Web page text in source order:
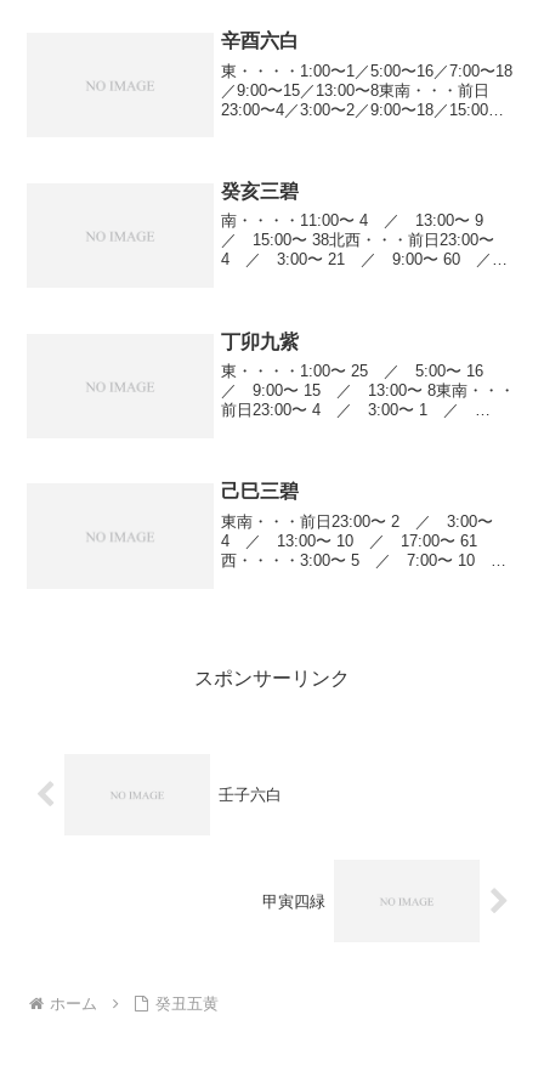
辛酉六白
東・・・・1:00〜1／5:00〜16／7:00〜18
／9:00〜15／13:00〜8東南・・・前日
23:00〜4／3:00〜2／9:00〜18／15:00〜8
癸亥三碧
南・・・・11:00〜 4 ／ 13:00〜 9
／ 15:00〜 38北西・・・前日23:00〜
4 ／ 3:00〜 21 ／ 9:00〜 60 ／
丁卯九紫
東・・・・1:00〜 25 ／ 5:00〜 16
／ 9:00〜 15 ／ 13:00〜 8東南・・・
前日23:00〜 4 ／ 3:00〜 1 ／
己巳三碧
東南・・・前日23:00〜 2 ／ 3:00〜
4 ／ 13:00〜 10 ／ 17:00〜 61
西・・・・3:00〜 5 ／ 7:00〜 10
スポンサーリンク
壬子六白
甲寅四緑
ホーム 癸丑五黄